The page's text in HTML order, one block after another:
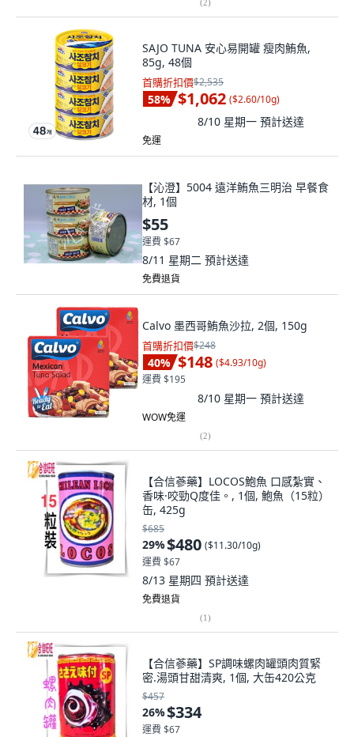
(2)
SAJO TUNA 安心易開罐 瘦肉鮪魚,
85g, 48個
首購折扣價$2,535
58% $1,062 ($2.60/10g)
8/10 星期一 預計送達
免運
【沁澄】5004 遠洋鮪魚三明治 早餐食
材, 1個
$55
運費 $67
8/11 星期二 預計送達
免費退貨
Calvo 墨西哥鮪魚沙拉, 2個, 150g
首購折扣價$248
40% $148 ($4.93/10g)
運費 $195
8/10 星期一 預計送達
WOW免運
(2)
【合信蔘藥】LOCOS鮑魚 口感紮實、
香味·咬勁Q度佳。, 1個, 鮑魚（15粒）
缶, 425g
$685
29%$480 ($11.30/10g)
運費 $67
8/13 星期四 預計送達
免費退貨
(1)
【合信蔘藥】SP調味螺肉罐頭肉質緊
密.湯頭甘甜清爽, 1個, 大缶420公克
$457
26%$334
運費 $67